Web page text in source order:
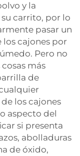
y la
carrito, por lo
pasar un
los cajones por
Pero no
más
de
los cajones
aspecto del
si presenta
abolladuras
de óxido,